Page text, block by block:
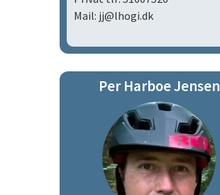
Mail: jj@lhogi.dk
Per Harboe Jensen